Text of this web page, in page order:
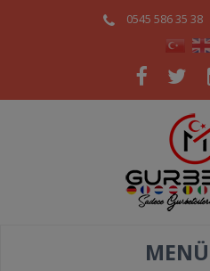
0545 586 35 38
MENÜ